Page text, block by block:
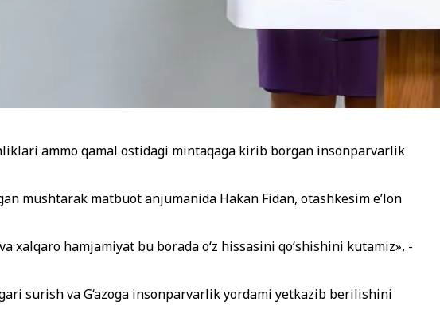
ammo qamal ostidagi mintaqaga kirib borgan insonparvarlik
mushtarak matbuot anjumanida Hakan Fidan, otashkesim e’lon
xalqaro hamjamiyat bu borada o‘z hissasini qo‘shishini kutamiz», -
surish va G‘azoga insonparvarlik yordami yetkazib berilishini